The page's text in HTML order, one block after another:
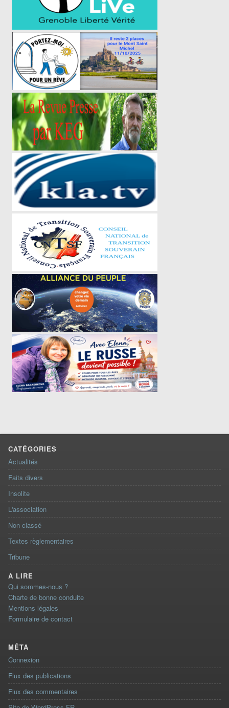
CATÉGORIES
Actualités
Faits divers
Insolite
L'association
Non classé
Textes règlementaires
Tribune
A LIRE
Qui sommes-nous ?
Charte de bonne conduite
Mentions légales
Formulaire de contact
MÉTA
Connexion
Flux des publications
Flux des commentaires